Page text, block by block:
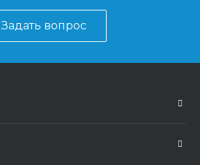
Задать вопрос